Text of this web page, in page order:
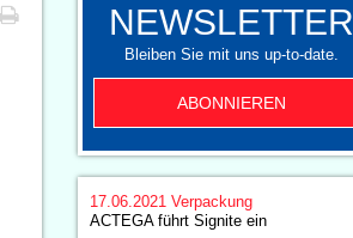
NEWSLETTER
Bleiben Sie mit uns up-to-date.
ABONNIEREN
17.06.2021 Verpackung
ACTEGA führt Signite ein